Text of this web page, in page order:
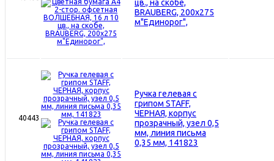
цв., на скобе,
BRAUBERG, 200х275
м"Единорог",
40443
Ручка гелевая с
грипом STAFF,
ЧЕРНАЯ, корпус
прозрачный, узел 0,5
мм, линия письма
0,35 мм, 141823